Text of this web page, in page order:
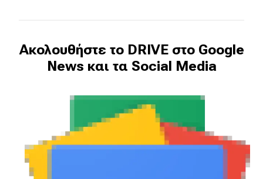
Ακολουθήστε το DRIVE στο Google
News και τα Social Media